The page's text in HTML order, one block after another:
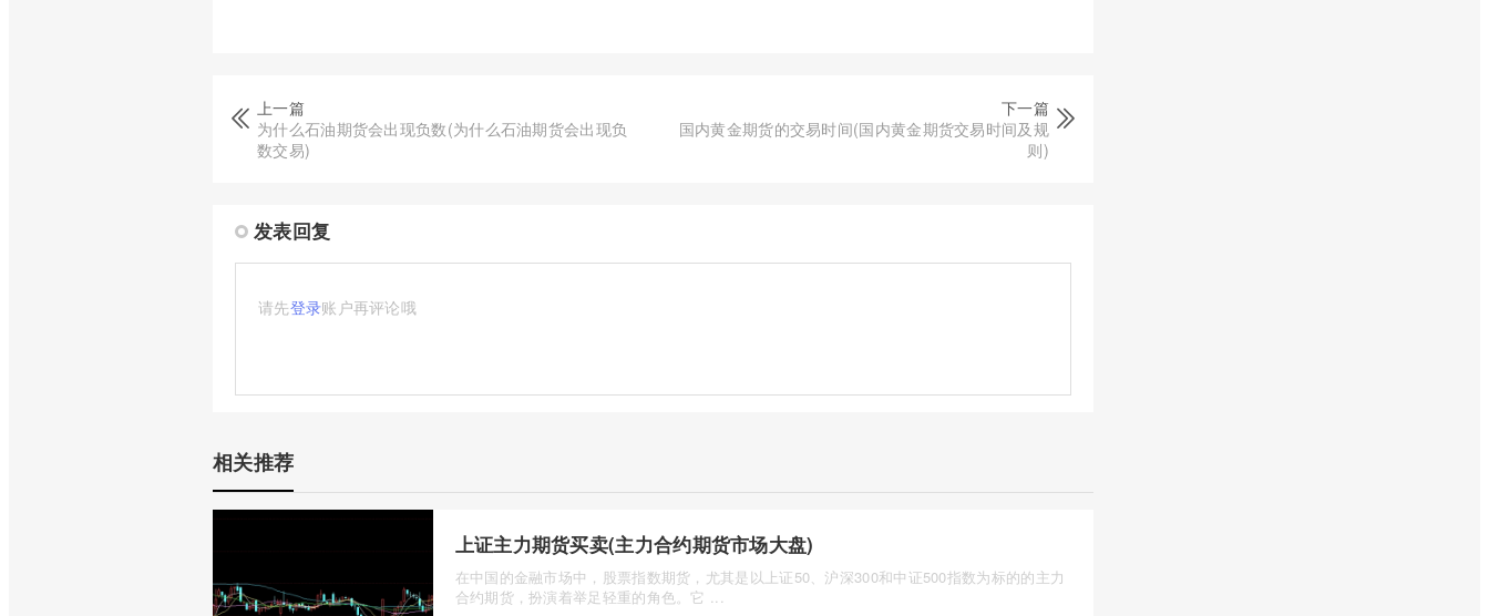
上一篇
为什么石油期货会出现负数(为什么石油期货会出现负
数交易)
下一篇
国内黄金期货的交易时间(国内黄金期货交易时间及规
则)
发表回复
请先登录账户再评论哦
相关推荐
上证主力期货买卖(主力合约期货市场大盘)
在中国的金融市场中，股票指数期货，尤其是以上证50、沪深300和中证500指数为标的的主力
合约期货，扮演着举足轻重的角色。它 ...